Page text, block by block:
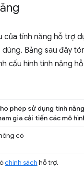
của tính năng hỗ trợ
Bảng sau đây
cấu hình tính năng
phép sử dụng tính
gia cải tiến các mô
có
chính sách hỗ trợ.